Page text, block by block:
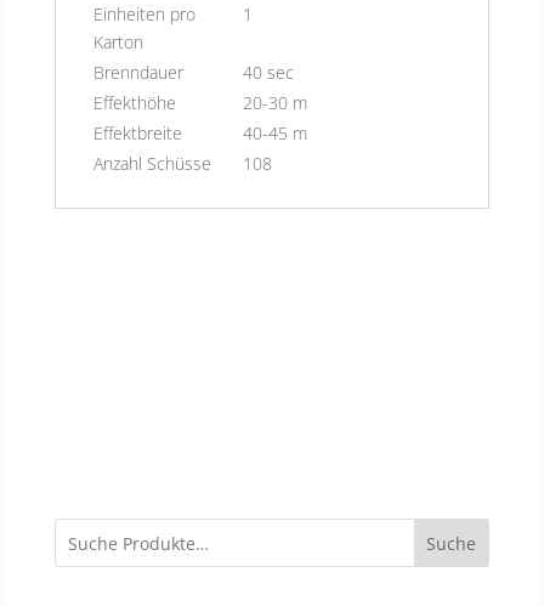
Einheiten pro
Karton
1
Brenndauer
40 sec
Effekthöhe
20-30 m
Effektbreite
40-45 m
Anzahl Schüsse
108
Suche